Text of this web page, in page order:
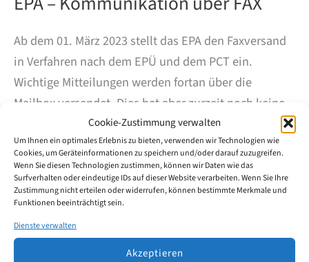
Cookie-Zustimmung verwalten
Um Ihnen ein optimales Erlebnis zu bieten, verwenden wir Technologien wie
Cookies, um Geräteinformationen zu speichern und/oder darauf zuzugreifen.
Wenn Sie diesen Technologien zustimmen, können wir Daten wie das
Surfverhalten oder eindeutige IDs auf dieser Website verarbeiten. Wenn Sie Ihre
Zustimmung nicht erteilen oder widerrufen, können bestimmte Merkmale und
Funktionen beeinträchtigt sein.
Dienste verwalten
Akzeptieren
Ab dem 01. März 2023 stellt das EPA den Faxversand
in Verfahren nach dem EPÜ und dem PCT ein.
Wichtige Mitteilungen werden fortan über die
Mailbox versendet. Dies hat aber zurzeit noch keine
Auswirkung auf die Einreichung von Anmeldungen
und anderen Schriftstücken per Fax, die unter den
vom Präsidenten des EPA festgelegten Bedingungen
weiterhin möglich ist. Quelle: EPA, Mitt. 01.02.23
EPA
–
Weiterlesen